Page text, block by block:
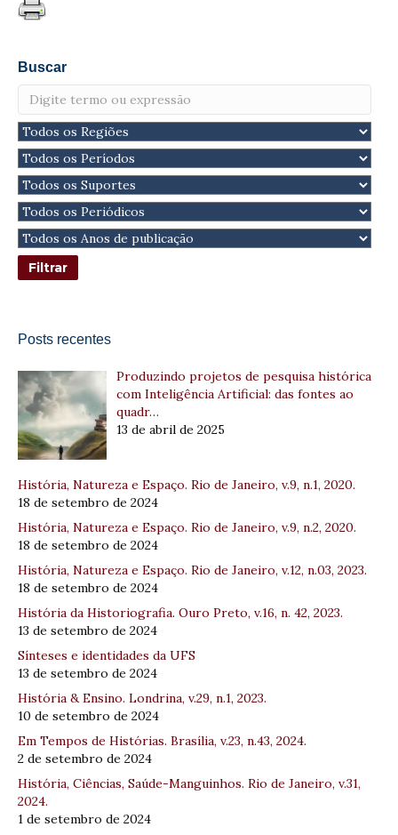
Buscar
Posts recentes
Produzindo projetos de pesquisa histórica
com Inteligência Artificial: das fontes ao
quadr…
13 de abril de 2025
História, Natureza e Espaço. Rio de Janeiro, v.9, n.1, 2020.
18 de setembro de 2024
História, Natureza e Espaço. Rio de Janeiro, v.9, n.2, 2020.
18 de setembro de 2024
História, Natureza e Espaço. Rio de Janeiro, v.12, n.03, 2023.
18 de setembro de 2024
História da Historiografia. Ouro Preto, v.16, n. 42, 2023.
13 de setembro de 2024
Sínteses e identidades da UFS
13 de setembro de 2024
História & Ensino. Londrina, v.29, n.1, 2023.
10 de setembro de 2024
Em Tempos de Histórias. Brasília, v.23, n.43, 2024.
2 de setembro de 2024
História, Ciências, Saúde-Manguinhos. Rio de Janeiro, v.31,
2024.
1 de setembro de 2024